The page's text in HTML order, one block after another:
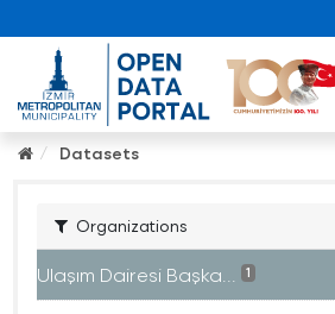
Datasets
Organizations
Ulaşım Dairesi Başka... 1